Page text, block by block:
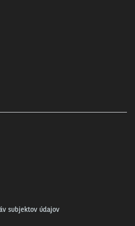
ostrovy Sicíliu i Sardíniu, hoci v tomto
a, samozrejme, preslávenú sopku
infraštruktúra je takisto na talianskych
z týchto dvoch najväčších ostrovov v
ako 420 nabíjacích lokalít.
subjektov údajov